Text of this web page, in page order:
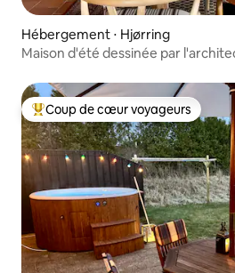
Hébergement ⋅ Hjørring
Maison d'été dessinée par
Coups de cœur voyageurs les plus
Coup de cœur voyageurs